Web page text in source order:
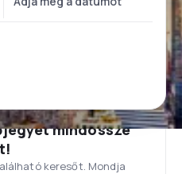
mindössze
keresőt. Mondja